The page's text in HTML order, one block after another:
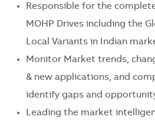
Responsible for the
MOHP Drives including the
Local Variants in Indian
Monitor Market trends,
& new applications, and
identify gaps and
Leading the market